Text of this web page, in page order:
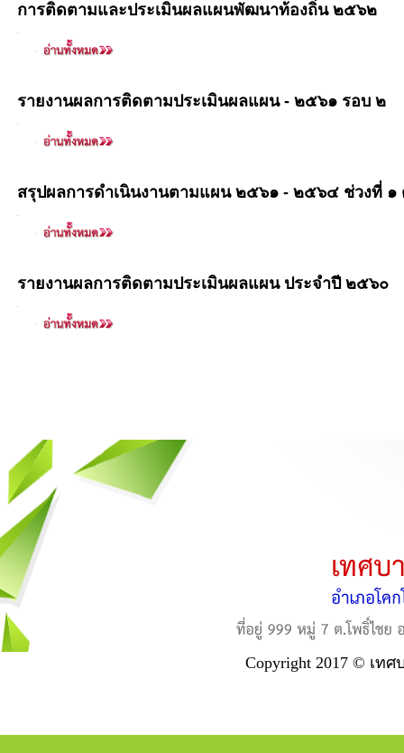
การติดตามและประเมินผลแผนพัฒนาท้องถิ่น ๒๕๖๒
รายงานผลการติดตามประเมินผลแผน - ๒๕๖๑ รอบ ๒
สรุปผลการดำเนินงานตามแผน ๒๕๖๑ - ๒๕๖๔ ช่วงที่
รายงานผลการติดตามประเมินผลแผน ประจำปี ๒๕๖๐
Copyright 2017 © เท